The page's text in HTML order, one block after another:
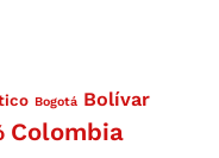
Bogotá Bolívar
Colombia